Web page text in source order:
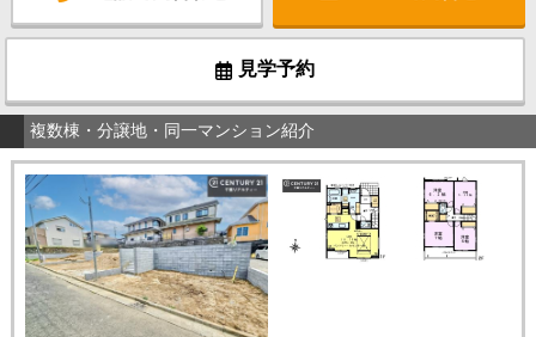
見学予約
複数棟・分譲地・同一マンション紹介